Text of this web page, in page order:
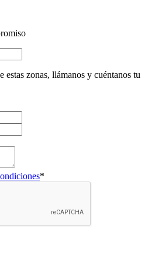
estas zonas, llámanos y cuéntanos tu
*